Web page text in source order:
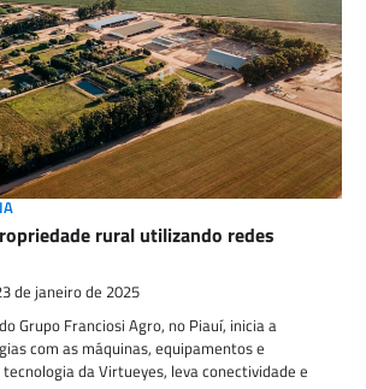
rural utilizando redes
de janeiro de 2025
Grupo Franciosi Agro, no Piauí, inicia a
com as máquinas, equipamentos e
da Virtueyes, leva conectividade e